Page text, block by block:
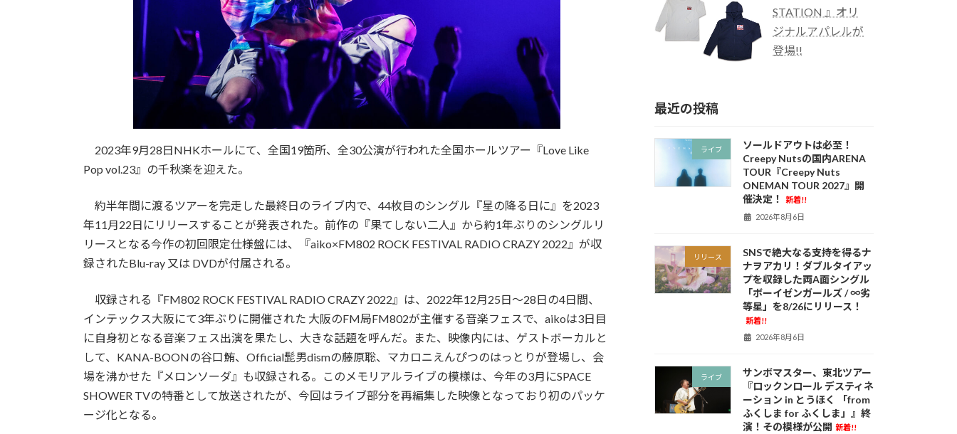
2023年9月28日NHKホールにて、全国19箇所、全30公演が行われた全国ホールツアー『Love Like
Pop vol.23』の千秋楽を迎えた。
約半年間に渡るツアーを完走した最終日のライブ内で、44枚目のシングル『星の降る日に』を2023
年11月22日にリリースすることが発表された。前作の『果てしない二人』から約1年ぶりのシングルリ
リースとなる今作の初回限定仕様盤には、『aiko×FM802 ROCK FESTIVAL RADIO CRAZY 2022』が収
録されたBlu-ray 又は DVDが付属される。
収録される『FM802 ROCK FESTIVAL RADIO CRAZY 2022』は、2022年12月25日～28日の4日間、
インテックス大阪にて3年ぶりに開催された 大阪のFM局FM802が主催する音楽フェスで、aikoは3日目
に自身初となる音楽フェス出演を果たし、大きな話題を呼んだ。また、映像内には、ゲストボーカルと
して、KANA-BOONの谷口鮪、Official髭男dismの藤原聡、マカロニえんぴつのはっとりが登場し、会
場を沸かせた『メロンソーダ』も収録される。このメモリアルライブの模様は、今年の3月にSPACE
SHOWER TVの特番として放送されたが、今回はライブ部分を再編集した映像となっており初のパッケ
ージ化となる。
STATION 』オリ
ジナルアパレルが
登場!!
最近の投稿
ライブ
ソールドアウトは必至！
Creepy Nutsの国内ARENA
TOUR『Creepy Nuts
ONEMAN TOUR 2027』開
催決定！
新着!!
2026年8月6日
リリース
SNSで絶大なる支持を得るナ
ナヲアカリ！ダブルタイアッ
プを収録した両A面シングル
「ボーイゼンガールズ / ∞劣
等星」を8/26にリリース！
新着!!
2026年8月6日
ライブ
サンボマスター、東北ツアー
『ロックンロール デスティネ
ーション in とうほく 「from
ふくしま for ふくしま」』終
演！その模様が公開 新着!!